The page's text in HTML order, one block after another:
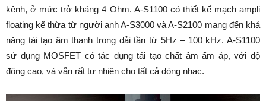
kênh, ở mức trở kháng 4 Ohm. A-S1100 có thiết kế mạch ampli
floating kế thừa từ người anh A-S3000 và A-S2100 mang đến khả
năng tái tạo âm thanh trong dải tần từ 5Hz – 100 kHz. A-S1100
sử dụng MOSFET có tác dụng tái tạo chất âm ấm áp, với độ
động cao, và vẫn rất tự nhiên cho tất cả dòng nhạc.